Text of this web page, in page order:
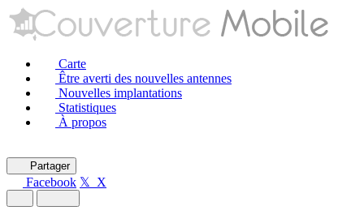
Carte
Être averti des nouvelles antennes
Nouvelles implantations
Statistiques
À propos
Partager
Facebook 𝕏 X